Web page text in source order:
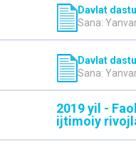
Davlat
Sana:
Davlat
Sana:
2019 yil -
ijtimoiy